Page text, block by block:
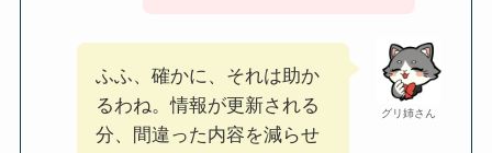
グリ姉さん
ふふ、確かに、それは助か
るわね。情報が更新される
分、間違った内容を減らせ